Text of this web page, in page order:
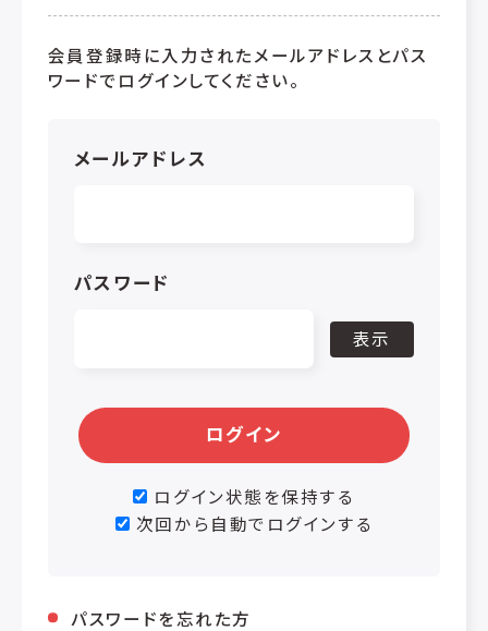
会員登録時に入力されたメールアドレスとパス
ワードでログインしてください。
メールアドレス
パスワード
表示
ログイン
ログイン状態を保持する
次回から自動でログインする
パスワードを忘れた方